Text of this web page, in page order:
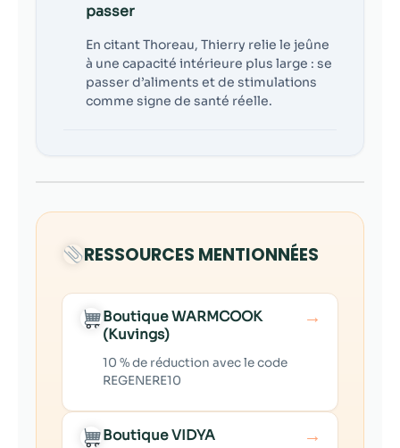
passer
En citant Thoreau, Thierry relie le jeûne
à une capacité intérieure plus large : se
passer d’aliments et de stimulations
comme signe de santé réelle.
RESSOURCES MENTIONNÉES
Boutique WARMCOOK
(Kuvings)
10 % de réduction avec le code
REGENERE10
→
Boutique VIDYA →